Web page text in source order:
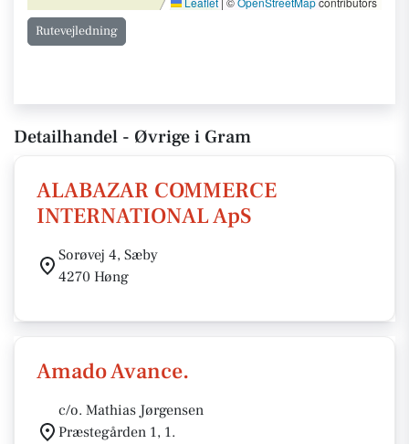
Rutevejledning
Detailhandel - Øvrige i Gram
ALABAZAR COMMERCE
INTERNATIONAL ApS
Sorøvej 4, Sæby
4270 Høng
Amado Avance.
c/o. Mathias Jørgensen
Præstegården 1, 1.